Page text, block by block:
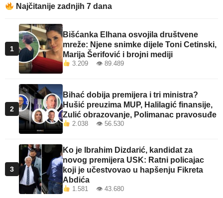
Najčitanije zadnjih 7 dana
1
Bišćanka Elhana osvojila društvene
mreže: Njene snimke dijele Toni Cetinski,
Marija Šerifović i brojni mediji
3.209 👁 89.489
2
Bihać dobija premijera i tri ministra?
Hušić preuzima MUP, Halilagić finansije,
Zulić obrazovanje, Polimanac pravosuđe
2.038 👁 56.530
3
Ko je Ibrahim Dizdarić, kandidat za
novog premijera USK: Ratni policajac
koji je učestvovao u hapšenju Fikreta
Abdića
1.581 👁 43.680